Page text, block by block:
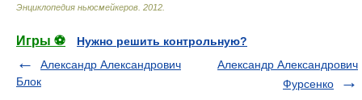
Энциклопедия ньюсмейкеров 2012
Игры ⚽
Нужно решить контрольную?
Александр Александрович
Блок
Александр Александрович
Фурсенко